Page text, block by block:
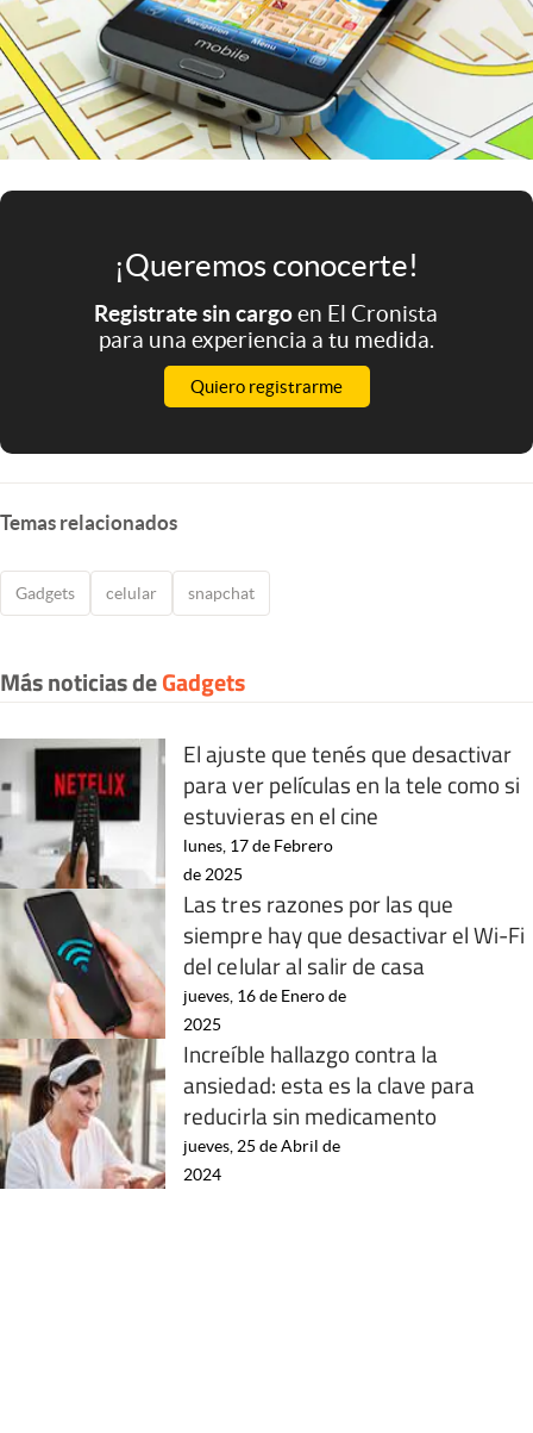
Eventos Corporativos
El Cronista Studio
Mediakit
abre en nueva pestaña
¡Queremos conocerte!
Registrate sin cargoen El Cronista
para una experiencia a tu medida.
Quiero registrarme
Temas relacionados
Gadgets celular snapchat
Más noticias deGadgets
El ajuste que tenés que desactivar
para ver películas en la tele como si
estuvieras en el cine
lunes, 17 de Febrero
de 2025
Las tres razones por las que
siempre hay que desactivar el Wi-Fi
del celular al salir de casa
jueves, 16 de Enero de
2025
Increíble hallazgo contra la
ansiedad: esta es la clave para
reducirla sin medicamento
jueves, 25 de Abril de
2024